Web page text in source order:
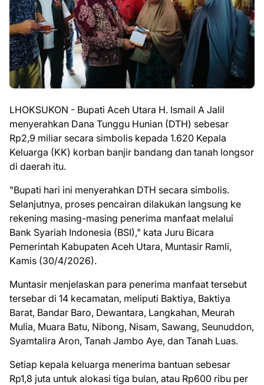
LHOKSUKON - Bupati Aceh Utara H. Ismail A Jalil
menyerahkan Dana Tunggu Hunian (DTH) sebesar
Rp2,9 miliar secara simbolis kepada 1.620 Kepala
Keluarga (KK) korban banjir bandang dan tanah longsor
di daerah itu.
"Bupati hari ini menyerahkan DTH secara simbolis.
Selanjutnya, proses pencairan dilakukan langsung ke
rekening masing-masing penerima manfaat melalui
Bank Syariah Indonesia (BSI)," kata Juru Bicara
Pemerintah Kabupaten Aceh Utara, Muntasir Ramli,
Kamis (30/4/2026).
Muntasir menjelaskan para penerima manfaat tersebut
tersebar di 14 kecamatan, meliputi Baktiya, Baktiya
Barat, Bandar Baro, Dewantara, Langkahan, Meurah
Mulia, Muara Batu, Nibong, Nisam, Sawang, Seunuddon,
Syamtalira Aron, Tanah Jambo Aye, dan Tanah Luas.
Setiap kepala keluarga menerima bantuan sebesar
Rp1,8 juta untuk alokasi tiga bulan, atau Rp600 ribu per